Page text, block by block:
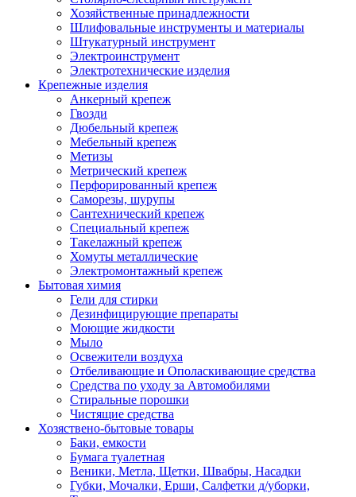
Хозяйственные принадлежности
Шлифовальные инструменты и материалы
Штукатурный инструмент
Электроинструмент
Электротехнические изделия
Крепежные изделия
Анкерный крепеж
Гвозди
Дюбельный крепеж
Мебельный крепеж
Метизы
Метрический крепеж
Перфорированный крепеж
Саморезы, шурупы
Сантехнический крепеж
Специальный крепеж
Такелажный крепеж
Хомуты металлические
Электромонтажный крепеж
Бытовая химия
Гели для стирки
Дезинфицирующие препараты
Моющие жидкости
Мыло
Освежители воздуха
Отбеливающие и Ополаскивающие средства
Средства по уходу за Автомобилями
Стиральные порошки
Чистящие средства
Хозяствено-бытовые товары
Баки, емкости
Бумага туалетная
Веники, Метла, Щетки, Швабры, Насадки
Губки, Мочалки, Ерши, Салфетки д/уборки,